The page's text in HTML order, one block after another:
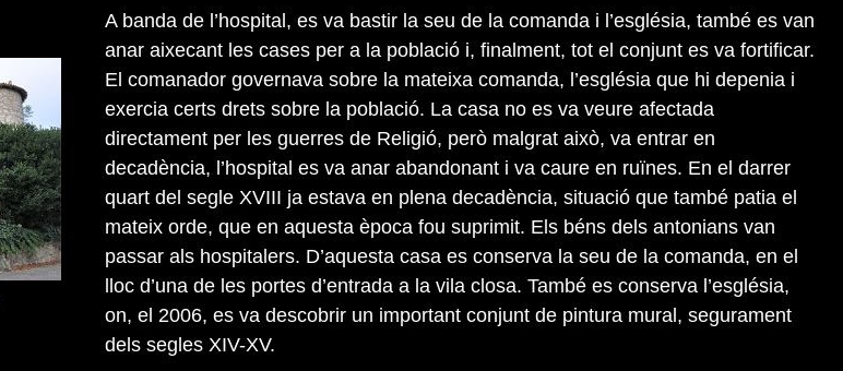
A banda de l’hospital, es va bastir la seu de la comanda i l’església, també es van
anar aixecant les cases per a la població i, finalment, tot el conjunt es va fortificar.
El comanador governava sobre la mateixa comanda, l’església que hi depenia i
exercia certs drets sobre la població. La casa no es va veure afectada
directament per les guerres de Religió, però malgrat això, va entrar en
decadència, l’hospital es va anar abandonant i va caure en ruïnes. En el darrer
quart del segle XVIII ja estava en plena decadència, situació que també patia el
mateix orde, que en aquesta època fou suprimit. Els béns dels antonians van
passar als hospitalers. D’aquesta casa es conserva la seu de la comanda, en el
lloc d’una de les portes d’entrada a la vila closa. També es conserva l’església,
on, el 2006, es va descobrir un important conjunt de pintura mural, segurament
dels segles XIV-XV.